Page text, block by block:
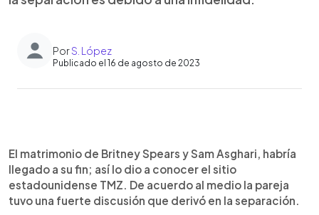
PorS. López
Publicado el 16 de agosto de 2023
► Escuchar artículo
El matrimonio de Britney Spears y Sam Asghari, habría
llegado a su fin; así lo dio a conocer el sitio
estadounidense TMZ. De acuerdo al medio la pareja
tuvo una fuerte discusión que derivó en la separación.